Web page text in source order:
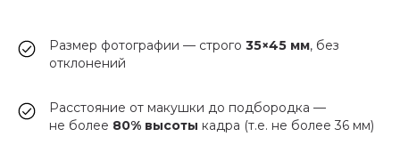
Размер фотографии — строго 35×45 мм, без
отклонений
Расстояние от макушки до подбородка —
не более 80% высоты кадра (т.е. не более 36 мм)